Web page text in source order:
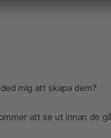
mig att skapa dem?
att se ut innan de